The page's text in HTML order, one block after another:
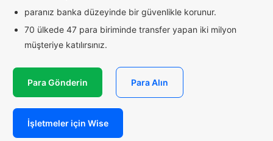
paranız banka düzeyinde bir güvenlikle korunur.
70 ülkede 47 para biriminde transfer yapan iki milyon
müşteriye katılırsınız.
Para Gönderin Para Alın
İşletmeler için Wise